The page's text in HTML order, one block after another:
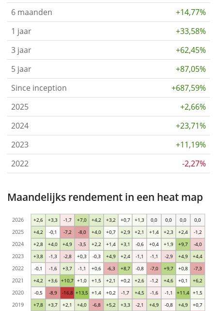
6 maanden
+14,77%
1 jaar
+33,58%
3 jaar
+62,45%
5 jaar
+87,05%
Since inception
+687,59%
2025
+2,66%
2024
+23,71%
2023
+11,19%
2022
-2,27%
Maandelijks rendement in een heat map
+7,8 +3,7 +2,1 +4,0 -6,8 +5,2 +3,3 -2,1 +4,9 -0,8 +4,9 +0,7
-0,5 -8,9 -16,8 +13,5 +1,4 +0,2 -1,7 +4,5 -1,6 -1,1 +11,4 +1,5
+4,2 +3,6 +10,7 +1,0 +1,5 +2,1 +0,2 +2,6 -1,2 +4,6 +0,1 +6,2
-0,1 -1,6 +3,7 -1,1 +0,6 -6,3 +8,7 -0,8 -7,0 +9,7 +0,8 -7,3
+3,8 -1,3 -2,8 +0,3 -0,3 +4,9 +2,4 -1,1 -1,1 -2,9 +4,9 +4,4
+2,8 +4,0 +4,9 -3,5 +2,2 +1,4 +3,1 -0,6 +0,4 +1,9 +9,7 -4,0
+4,2 -0,1 -7,2 -8,0 +4,0 +0,7 +2,9 +2,1 +1,4 +2,3 +2,4 -1,2
+2,6 +3,3 -1,7 +7,0 +4,2 +3,2 +0,7 +1,3 0,0 0,0 0,0 0,0
2019
2020
2021
2022
2023
2024
2025
2026